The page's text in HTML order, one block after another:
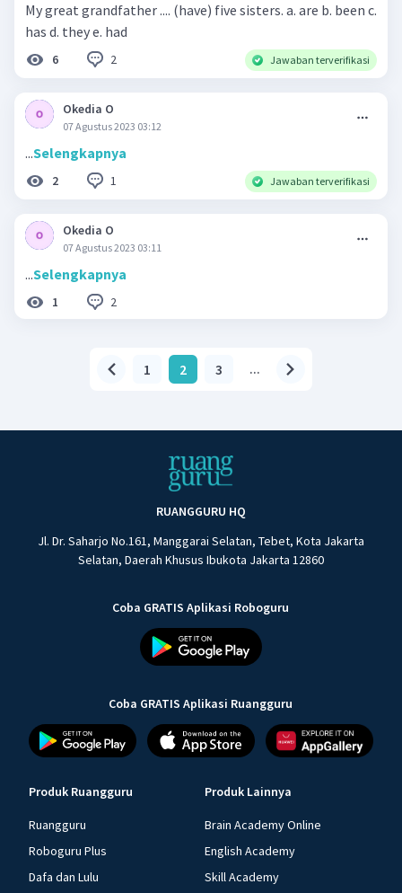
My great grandfather .... (have) five sisters. a. are b. been c.
has d. they e. had
6 2 Jawaban terverifikasi
Okedia O
07 Agustus 2023 03:12
...Selengkapnya
2 1 Jawaban terverifikasi
Okedia O
07 Agustus 2023 03:11
...Selengkapnya
1 2
1 2 3 ...
RUANGGURU HQ
Jl. Dr. Saharjo No.161, Manggarai Selatan, Tebet, Kota Jakarta
Selatan, Daerah Khusus Ibukota Jakarta 12860
Coba GRATIS Aplikasi Roboguru
Coba GRATIS Aplikasi Ruangguru
Produk Ruangguru
Ruangguru
Roboguru Plus
Dafa dan Lulu
Produk Lainnya
Brain Academy Online
English Academy
Skill Academy